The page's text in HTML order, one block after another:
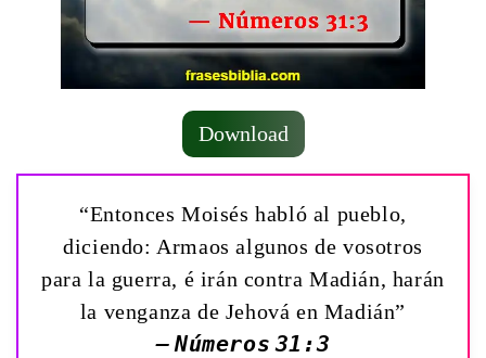
Download
“Entonces Moisés habló al pueblo,
diciendo: Armaos algunos de vosotros
para la guerra, é irán contra Madián, harán
la venganza de Jehová en Madián”
— Números 31:3